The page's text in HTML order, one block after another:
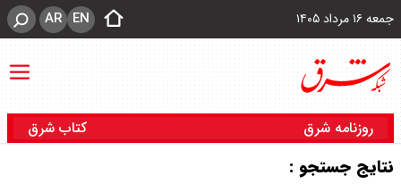
جمعه ۱۶ مرداد ۱۴۰۵ EN
AR
روزنامه شرق کتاب شرق
نتایج جستجو :